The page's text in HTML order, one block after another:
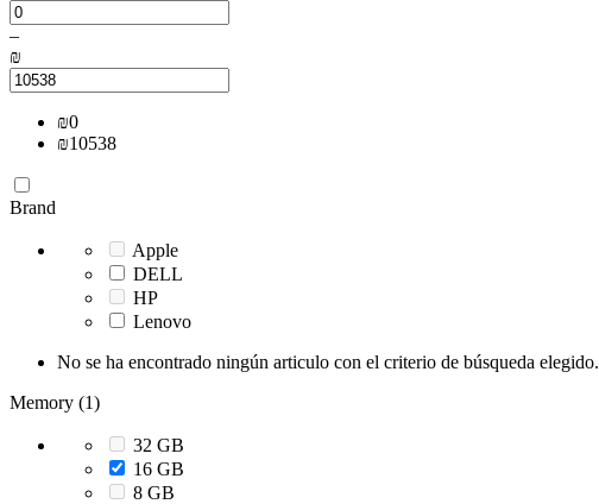
–
₪
₪0
₪10538
Brand
Apple
DELL
HP
Lenovo
No se ha encontrado ningún articulo con el criterio de búsqueda elegido.
Memory (1)
32 GB
16 GB
8 GB